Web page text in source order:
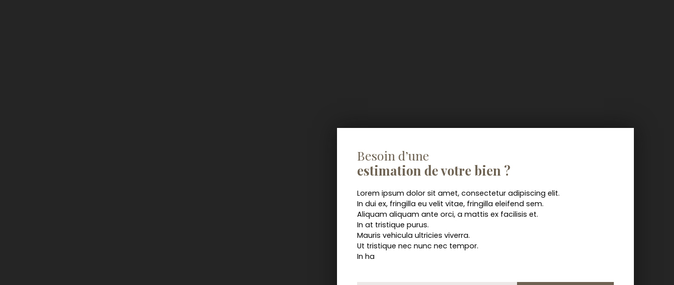
Besoin d’une
estimation de votre bien ?
Lorem ipsum dolor sit amet, consectetur adipiscing elit.
In dui ex, fringilla eu velit vitae, fringilla eleifend sem.
Aliquam aliquam ante orci, a mattis ex facilisis et.
In at tristique purus.
Mauris vehicula ultricies viverra.
Ut tristique nec nunc nec tempor.
In ha